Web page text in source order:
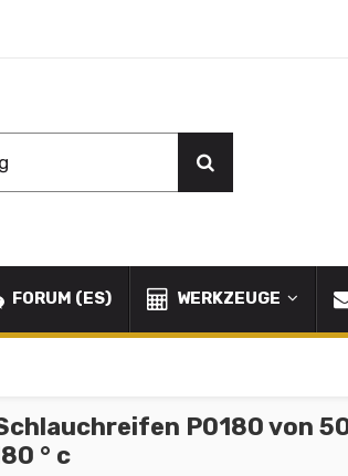
FORUM (ES) WERKZEUGE
PO180 von
° c